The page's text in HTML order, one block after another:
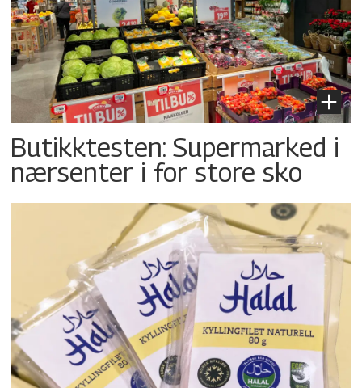
Butikktesten: Supermarked i
nærsenter i for store sko